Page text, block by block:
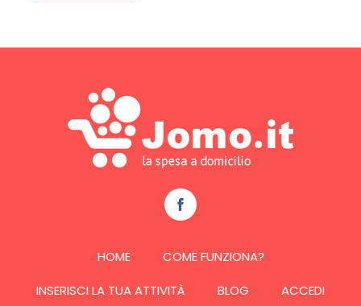
HOME
COME FUNZIONA?
INSERISCI LA TUA ATTIVITÀ
BLOG ACCEDI